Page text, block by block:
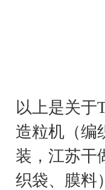
以上是关于
造粒机（编
装，江苏干
织袋、膜料